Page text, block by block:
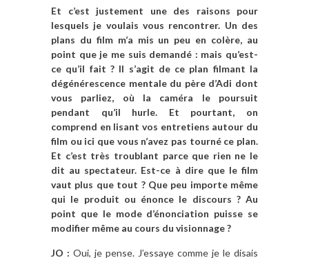
Et c’est justement une des raisons pour
lesquels je voulais vous rencontrer. Un des
plans du film m’a mis un peu en colère, au
point que je me suis demandé : mais qu’est-
ce qu’il fait ? Il s’agit de ce plan filmant la
dégénérescence mentale du père d’Adi dont
vous parliez, où la caméra le poursuit
pendant qu’il hurle. Et pourtant, on
comprend en lisant vos entretiens autour du
film ou ici que vous n’avez pas tourné ce plan.
Et c’est très troublant parce que rien ne le
dit au spectateur. Est-ce à dire que le film
vaut plus que tout ? Que peu importe même
qui le produit ou énonce le discours ? Au
point que le mode d’énonciation puisse se
modifier même au cours du visionnage ?
JO : Oui, je pense. J’essaye comme je le disais